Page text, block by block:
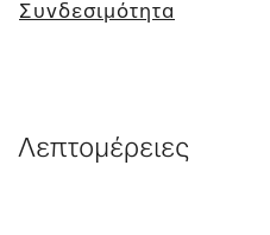
Συνδεσιμότητα
Λεπτομέρειες